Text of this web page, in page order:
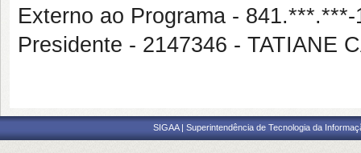
Externo ao Programa -
Presidente - 2147346 - TATIANE
SIGAA | Superintendência de Tecnologia da